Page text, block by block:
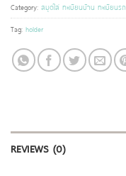
Category: สมุดใส่ ทะเบียนบ้าน ทะเบียนรถ
Tag: holder
REVIEWS (0)